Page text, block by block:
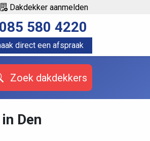
Dakdekker aanmelden
085 580 4220
direct een afspraak
Zoek dakdekkers
Den